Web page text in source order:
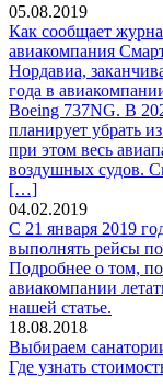
05.08.2019
Как сообщает
авиакомпания
Нордавиа,
года в
Boeing 737NG. В
планирует убрать
при этом весь
воздушных судов.
[…]
04.02.2019
С 21 января 2019
выполнять рейсы
Подробнее о том,
авиакомпании
нашей статье.
18.08.2018
Выбираем
Где узнать